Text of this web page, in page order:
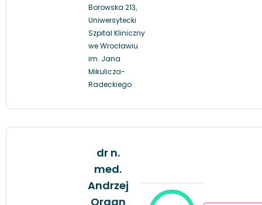
Borowska 213,
Uniwersytecki
Szpital Kliniczny
we Wrocławiu
im. Jana
Mikulicza-
Radeckiego
dr n.
med.
Andrzej
Organ